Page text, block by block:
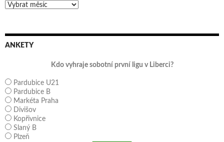
Archivy
ANKETY
Kdo vyhraje sobotní první ligu v Liberci?
Pardubice U21
Pardubice B
Markéta Praha
Divišov
Kopřivnice
Slaný B
Plzeň